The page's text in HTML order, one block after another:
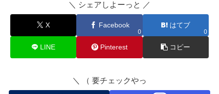
＼ シェアしよーっと ／
X Facebook
0
はてブ
0
LINE Pinterest コピー
＼ （ 要チェックやっ